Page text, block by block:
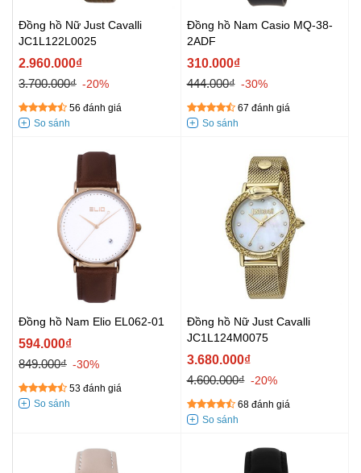
Đồng hồ Nữ Just Cavalli
JC1L122L0025
2.960.000₫
3.700.000₫ -20%
56 đánh giá
Đồng hồ Nam Casio MQ-38-
2ADF
310.000₫
444.000₫ -30%
67 đánh giá
Đồng hồ Nam Elio EL062-01
594.000₫
849.000₫ -30%
53 đánh giá
Đồng hồ Nữ Just Cavalli
JC1L124M0075
3.680.000₫
4.600.000₫ -20%
68 đánh giá